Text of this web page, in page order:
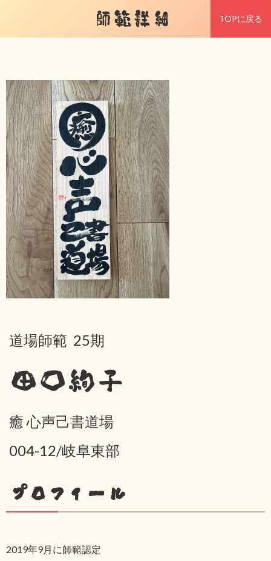
師範詳細 TOPに戻る
道場師範 25期
田口絢子
癒 心声己書道場
004-12/岐阜東部
プロフィール
2019年9月に師範認定